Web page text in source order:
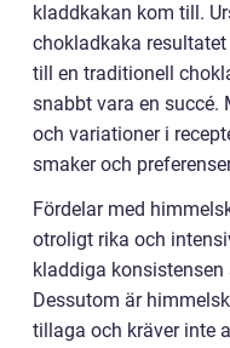
kladdkakan kom till.
chokladkaka
till en traditionell
snabbt vara en succé.
och variationer i
smaker och
Fördelar med
otroligt rika och
kladdiga
Dessutom är
tillaga och kräver inte